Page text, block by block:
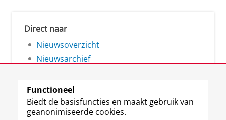
Direct naar
Nieuwsoverzicht
Nieuwsarchief
Functioneel
Biedt de basisfuncties en maakt gebruik van
geanonimiseerde cookies.